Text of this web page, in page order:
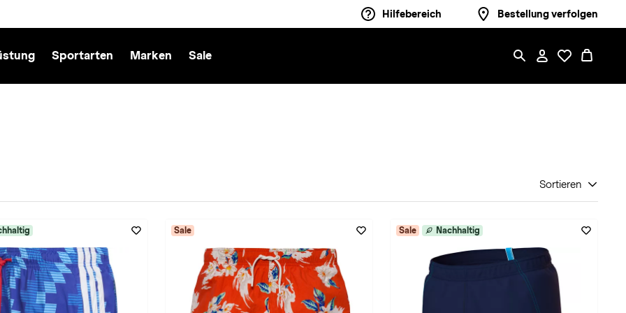
Hilfebereich Bestellung verfolgen
Sportarten Marken Sale
Sortieren
Sale Sale Nachhaltig